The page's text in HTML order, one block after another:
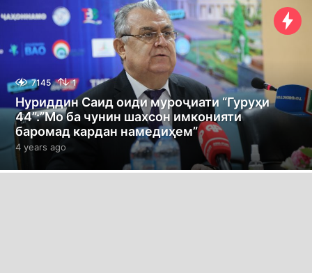
7145 1
Нуриддин Саид оиди муроҷиати “Гуруҳи
44”:”Мо ба чунин шахсон имконияти
баромад кардан намедиҳем”
4 years ago
e